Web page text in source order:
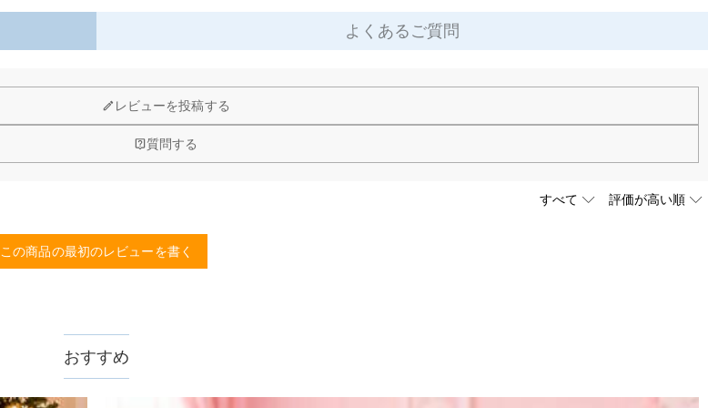
よくあるご質問
レビューを投稿する
質問する
この商品の最初のレビューを書く
おすすめ